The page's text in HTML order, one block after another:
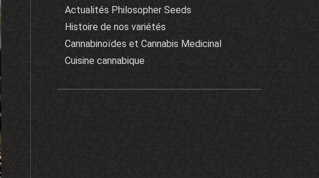
Actualités Philosopher Seeds
Histoire de nos variétés
Cannabinoïdes et Cannabis Medicinal
Cuisine cannabique